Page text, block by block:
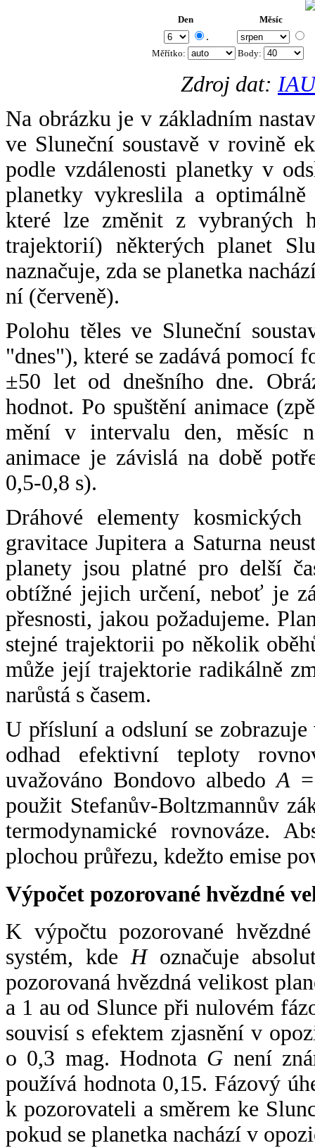
Den Měsíc
.
Měřítko: Body:
Zdroj dat:
Na obrázku je v základním
ve Sluneční soustavě v rovině
podle vzdálenosti planetky v
planetky vykreslila a
které lze změnit z vybraných
trajektorií) některých planet
naznačuje, zda se planetka
ní (červeně).
Polohu těles ve Sluneční
"dnes"), které se zadává pomocí
±50 let od dnešního dne.
hodnot. Po spuštění animace
mění v intervalu den, měsíc
animace je závislá na době
0,5-0,8 s).
Dráhové elementy
gravitace Jupitera a Saturna
planety jsou platné pro delší
obtížné jejich určení, neboť je
přesnosti, jakou požadujeme.
stejné trajektorii po několik
může její trajektorie radikálně
narůstá s časem.
U přísluní a odsluní se
odhad efektivní teploty
uvažováno Bondovo albedoA
použit Stefanův-Boltzmannův
termodynamické rovnováze.
plochou průřezu, kdežto emise
Výpočet pozorované hvězdné
K výpočtu pozorované
systém, kde Hoznačuje
pozorovaná hvězdná velikost
a 1 au od Slunce při nulovém
souvisí s efektem zjasnění v
o 0,3 mag. Hodnota G není
používá hodnota 0,15. Fázový
k pozorovateli a směrem ke
pokud se planetka nachází v